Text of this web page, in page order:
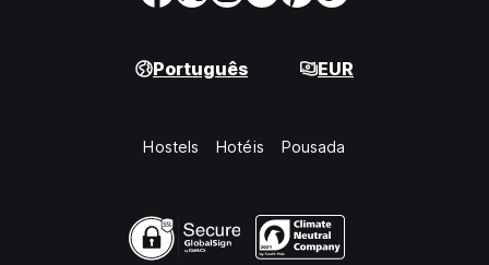
Português EUR
Hostels Hotéis Pousada